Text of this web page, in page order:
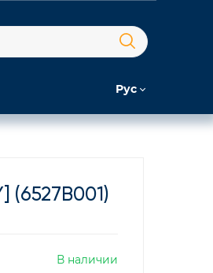
Рус
(6527B001)
В наличии